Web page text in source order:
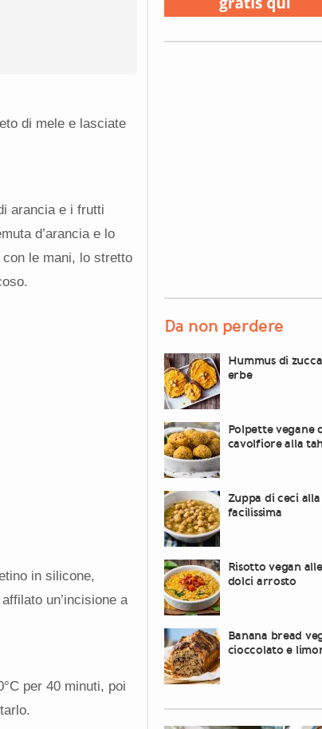
di mele e lasciate
arancia e i frutti
d’arancia e lo
le mani, lo stretto
in silicone,
un’incisione a
per 40 minuti, poi
Da non perdere
Hummus di
erbe
Polpette vegane
cavolfiore alla
Zuppa di ceci
facilissima
Risotto vegan
dolci arrosto
Banana bread
cioccolato e